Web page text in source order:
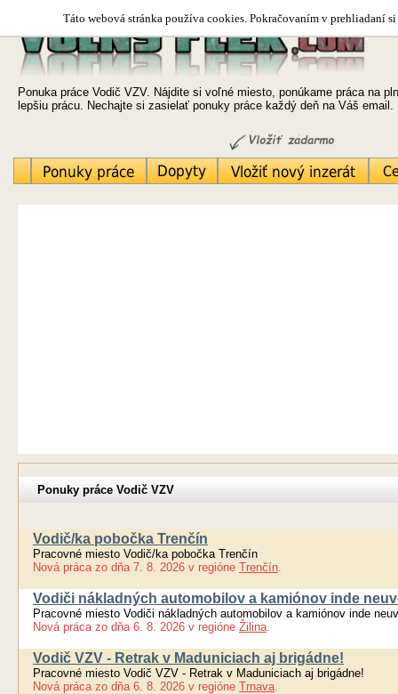
Táto webová stránka používa cookies. Pokračovaním v prehliadaní
Ponuka práce Vodič VZV. Nájdite si voľné miesto, ponúkame práca na
lepšiu prácu. Nechajte si zasielať ponuky práce každý deň na Váš
Ponuky práce Vodič VZV
Vodič/ka pobočka Trenčín
Pracovné miesto Vodič/ka pobočka Trenčín
Nová práca zo dňa 7. 8. 2026 v regióne Trenčín.
Vodiči nákladných automobilov a kamiónov inde
Pracovné miesto Vodiči nákladných automobilov a kamiónov inde
Nová práca zo dňa 6. 8. 2026 v regióne Žilina.
Vodič VZV - Retrak v Maduniciach aj brigádne!
Pracovné miesto Vodič VZV - Retrak v Maduniciach aj brigádne!
Nová práca zo dňa 6. 8. 2026 v regióne Trnava.